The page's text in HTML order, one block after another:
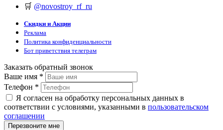
🛒 @novostroy_rf_ru
Скидки и Акции
Реклама
Политика конфиденциальности
Бот приветствия телеграм
Заказать обратный звонок
Ваше имя *
Телефон *
Я согласен на обработку персональных данных в
соответствии с условиями, указанными в пользовательском
соглашении